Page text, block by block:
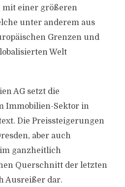
mit einer größeren
unter anderem aus
Grenzen und
Welt
AG setzt die
Immobilien-Sektor in
Die Preissteigerungen
aber auch
ganzheitlich
Querschnitt der letzten
Ausreißer dar.